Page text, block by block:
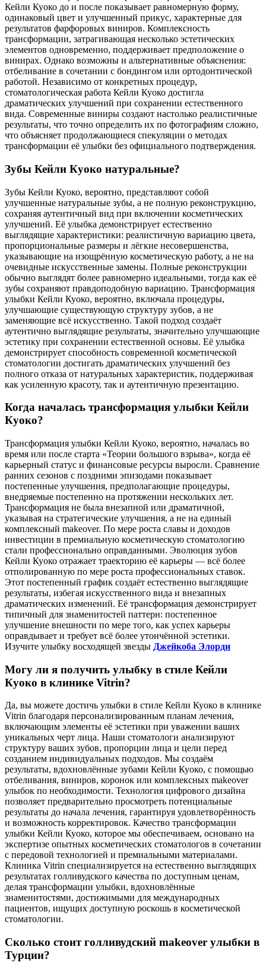
Кейли Куоко до и после показывает равномерную форму,
одинаковый цвет и улучшенный прикус, характерные для
результатов фарфоровых виниров. Комплексность
трансформации, затрагивающая несколько эстетических
элементов одновременно, поддерживает предположение о
винирах. Однако возможны и альтернативные объяснения:
отбеливание в сочетании с бондингом или ортодонтической
работой. Независимо от конкретных процедур,
стоматологическая работа Кейли Куоко достигла
драматических улучшений при сохранении естественного
вида. Современные виниры создают настолько реалистичные
результаты, что точно определить их по фотографиям сложно,
что объясняет продолжающиеся спекуляции о методах
трансформации её улыбки без официального подтверждения.
Зубы Кейли Куоко натуральные?
Зубы Кейли Куоко, вероятно, представляют собой
улучшенные натуральные зубы, а не полную реконструкцию,
сохраняя аутентичный вид при включении косметических
улучшений. Её улыбка демонстрирует естественно
выглядящие характеристики: реалистичную вариацию цвета,
пропорциональные размеры и лёгкие несовершенства,
указывающие на изощрённую косметическую работу, а не на
очевидные искусственные замены. Полные реконструкции
обычно выглядят более равномерно идеальными, тогда как её
зубы сохраняют правдоподобную вариацию. Трансформация
улыбки Кейли Куоко, вероятно, включала процедуры,
улучшающие существующую структуру зубов, а не
заменяющие всё искусственно. Такой подход создаёт
аутентично выглядящие результаты, значительно улучшающие
эстетику при сохранении естественной основы. Её улыбка
демонстрирует способность современной косметической
стоматологии достигать драматических улучшений без
полного отказа от натуральных характеристик, поддерживая
как усиленную красоту, так и аутентичную презентацию.
Когда началась трансформация улыбки Кейли
Куоко?
Трансформация улыбки Кейли Куоко, вероятно, началась во
время или после старта «Теории большого взрыва», когда её
карьерный статус и финансовые ресурсы выросли. Сравнение
ранних сезонов с поздними эпизодами показывает
постепенные улучшения, предполагающие процедуры,
внедряемые постепенно на протяжении нескольких лет.
Трансформация не была внезапной или драматичной,
указывая на стратегические улучшения, а не на единый
комплексный makeover. По мере роста славы и доходов
инвестиции в премиальную косметическую стоматологию
стали профессионально оправданными. Эволюция зубов
Кейли Куоко отражает траекторию её карьеры — всё более
отполированную по мере роста профессиональных ставок.
Этот постепенный график создаёт естественно выглядящие
результаты, избегая искусственного вида и внезапных
драматических изменений. Её трансформация демонстрирует
типичный для знаменитостей паттерн: постепенное
улучшение внешности по мере того, как успех карьеры
оправдывает и требует всё более утончённой эстетики.
Изучите улыбку восходящей звезды Джейкоба Элорди
Могу ли я получить улыбку в стиле Кейли
Куоко в клинике Vitrin?
Да, вы можете достичь улыбки в стиле Кейли Куоко в клинике
Vitrin благодаря персонализированным планам лечения,
включающим элементы её эстетики при уважении ваших
уникальных черт лица. Наши стоматологи анализируют
структуру ваших зубов, пропорции лица и цели перед
созданием индивидуальных подходов. Мы создаём
результаты, вдохновлённые зубами Кейли Куоко, с помощью
отбеливания, виниров, коронок или комплексных makeover
улыбок по необходимости. Технология цифрового дизайна
позволяет предварительно просмотреть потенциальные
результаты до начала лечения, гарантируя удовлетворённость
и возможность корректировок. Качество трансформации
улыбки Кейли Куоко, которое мы обеспечиваем, основано на
экспертизе опытных косметических стоматологов в сочетании
с передовой технологией и премиальными материалами.
Клиника Vitrin специализируется на естественно выглядящих
результатах голливудского качества по доступным ценам,
делая трансформации улыбки, вдохновлённые
знаменитостями, достижимыми для международных
пациентов, ищущих доступную роскошь в косметической
стоматологии.
Сколько стоит голливудский makeover улыбки в
Турции?